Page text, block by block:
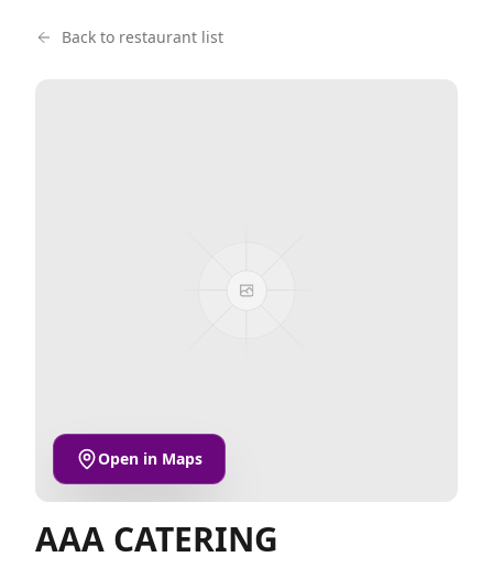
Back to restaurant list
Open in Maps
AAA CATERING